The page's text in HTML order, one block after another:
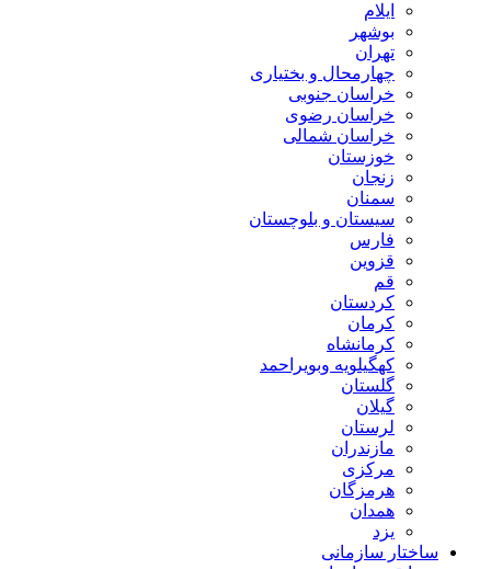
ایلام
بوشهر
تهران
چهارمحال و بختیاری
خراسان جنوبی
خراسان رضوی
خراسان شمالی
خوزستان
زنجان
سمنان
سیستان و بلوچستان
فارس
قزوین
قم
کردستان
کرمان
کرمانشاه
کهگیلویه وبویراحمد
گلستان
گیلان
لرستان
مازندران
مرکزی
هرمزگان
همدان
یزد
ساختار سازمانی